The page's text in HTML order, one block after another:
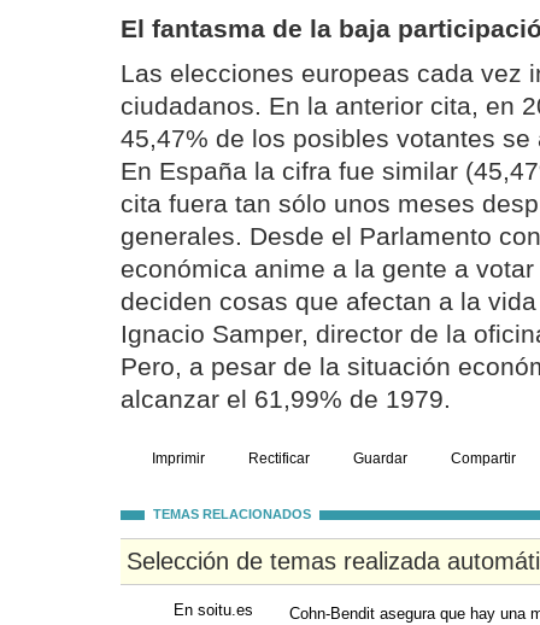
El fantasma de la baja
Las elecciones europeas cada vez
ciudadanos. En la anterior cita, en
45,47% de los posibles votantes
En España la cifra fue similar
cita fuera tan sólo unos meses
generales. Desde el Parlamento
económica anime a la gente a
deciden cosas que afectan a la
Ignacio Samper, director de la
Pero, a pesar de la situación
alcanzar el 61,99% de 1979.
Imprimir Rectificar Guardar Compartir
TEMAS RELACIONADOS
Selección de temas realizada
En soitu.es
Cohn-Bendit asegura que hay una